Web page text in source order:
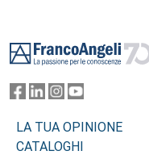
LA TUA OPINIONE
CATALOGHI